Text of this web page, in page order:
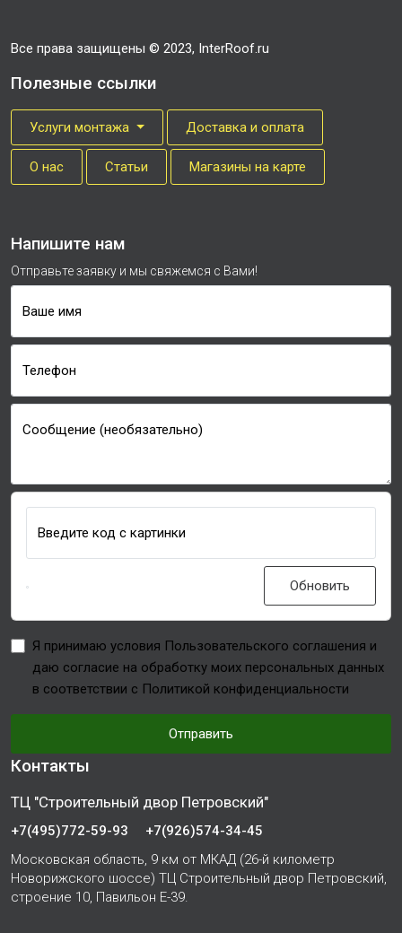
Все права защищены © 2023, InterRoof.ru
Полезные ссылки
Услуги монтажа Доставка и оплата
О нас Cтатьи Магазины на карте
Напишите нам
Отправьте заявку и мы свяжемся с Вами!
Ваше имя
Телефон
Сообщение (необязательно)
Введите код с картинки
Обновить
Я принимаю условия Пользовательского соглашения и
даю согласие на обработку моих персональных данных
в соответствии с Политикой конфиденциальности
Отправить
Контакты
ТЦ "Строительный двор Петровский"
+7(495)772-59-93
+7(926)574-34-45
Московская область, 9 км от МКАД (26-й километр
Новорижского шоссе) ТЦ Строительный двор Петровский,
строение 10, Павильон Е-39.